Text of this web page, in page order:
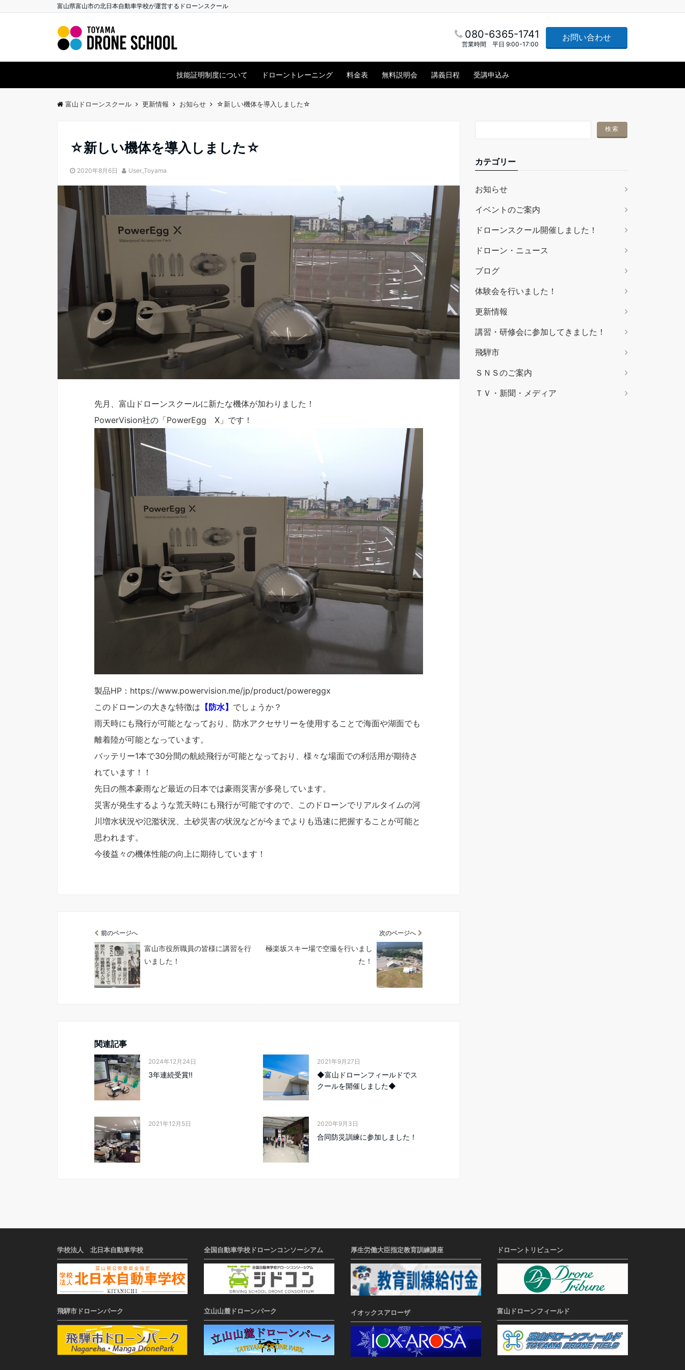
富山県富山市の北日本自動車学校が運営するドローンスクール
080-6365-1741
営業時間 平日 9:00-17:00
お問い合わせ
技能証明制度について ドローントレーニング 料金表 無料説明会 講義日程 受講申込み
富山ドローンスクール 更新情報 お知らせ ☆新しい機体を導入しました☆
☆新しい機体を導入しました☆
2020年8月6日 User_Toyama
先月、富山ドローンスクールに新たな機体が加わりました！
PowerVision社の「PowerEgg X」です！
製品HP：https://www.powervision.me/jp/product/powereggx
このドローンの大きな特徴は 【防水】 でしょうか？
雨天時にも飛行が可能となっており、防水アクセサリーを使用することで海面や湖面でも
離着陸が可能となっています。
バッテリー1本で30分間の航続飛行が可能となっており、様々な場面での利活用が期待さ
れています！！
先日の熊本豪雨など最近の日本では豪雨災害が多発しています。
災害が発生するような荒天時にも飛行が可能ですので、このドローンでリアルタイムの河
川増水状況や氾濫状況、土砂災害の状況などが今までよりも迅速に把握することが可能と
思われます。
今後益々の機体性能の向上に期待しています！
前のページへ
富山市役所職員の皆様に講習を行
いました！
次のページへ
極楽坂スキー場で空撮を行いまし
た！
関連記事
2024年12月24日
3年連続受賞!!
2021年9月27日
◆富山ドローンフィールドでス
クールを開催しました◆
2021年12月5日 2020年9月3日
合同防災訓練に参加しました！
カテゴリー
お知らせ
イベントのご案内
ドローンスクール開催しました！
ドローン・ニュース
ブログ
体験会を行いました！
更新情報
講習・研修会に参加してきました！
飛騨市
ＳＮＳのご案内
ＴＶ・新聞・メディア
学校法人 北日本自動車学校
飛騨市ドローンパーク
全国自動車学校ドローンコンソーシアム
立山山麓ドローンパーク
厚生労働大臣指定教育訓練講座
イオックスアローザ
ドローントリビューン
富山ドローンフィールド